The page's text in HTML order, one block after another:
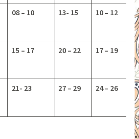
08 – 10 13- 15 10 – 12
15 – 17 20 – 22 17 – 19
21- 23 27 – 29 24 – 26